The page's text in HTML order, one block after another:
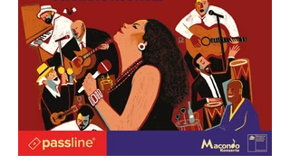
visitantes a distintos